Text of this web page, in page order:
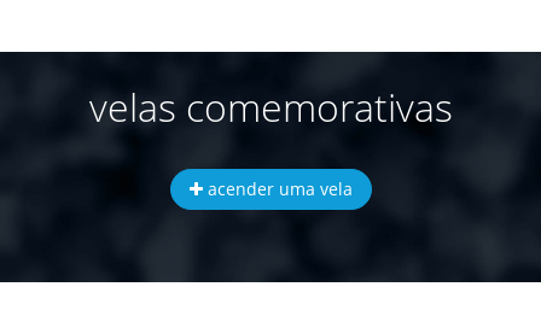
velas comemorativas
acender uma vela